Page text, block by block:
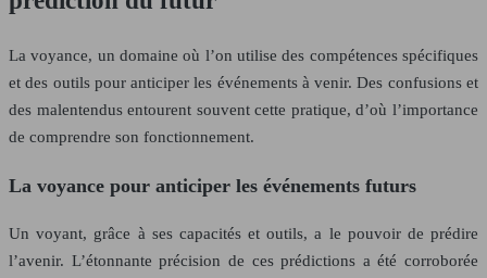
La voyance, un domaine où l’on utilise des compétences spécifiques
et des outils pour anticiper les événements à venir. Des confusions et
des malentendus entourent souvent cette pratique, d’où l’importance
de comprendre son fonctionnement.
La voyance pour anticiper les événements futurs
Un voyant, grâce à ses capacités et outils, a le pouvoir de prédire
l’avenir. L’étonnante précision de ces prédictions a été corroborée